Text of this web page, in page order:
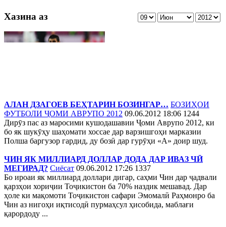
Хазина аз
АЛАН ДЗАГОЕВ БЕҲТАРИН БОЗИНГАР… БОЗИҲОИ
ФУТБОЛИ ҶОМИ АВРУПО 2012 09.06.2012 18:06 1244
Дирӯз пас аз маросими кушодашавии Ҷоми Аврупо 2012, ки
бо як шукӯҳу шаҳомати хоссае дар варзишгоҳи марказии
Полша баргузор гардид, ду бозӣ дар гурӯҳи «А» доир шуд.
ЧИН ЯК МИЛЛИАРД ДОЛЛАР ДОДА ДАР ИВАЗ ЧӢ
МЕГИРАД? Сиёсат 09.06.2012 17:26 1337
Бо ироаи як миллиард доллари дигар, саҳми Чин дар ҷадвали
қарзҳои хориҷии Тоҷикистон ба 70% наздик мешавад. Дар
ҳоле ки мақомоти Тоҷикистон сафари Эмомалӣ Раҳмонро ба
Чин аз нигоҳи иқтисодӣ пурмаҳсул ҳисобида, маблағи
қарордоду ...